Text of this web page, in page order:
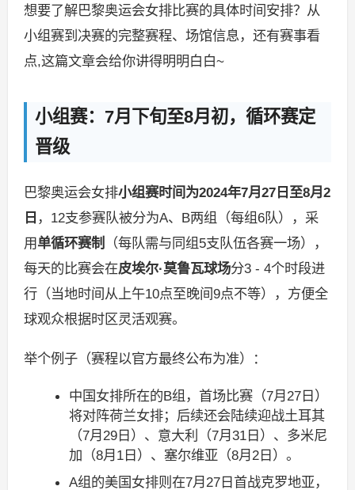
想要了解巴黎奥运会女排比赛的具体时间安排？从
小组赛到决赛的完整赛程、场馆信息，还有赛事看
点,这篇文章会给你讲得明明白白~
小组赛：7月下旬至8月初，循环赛定
晋级
巴黎奥运会女排小组赛时间为2024年7月27日至8月2
日 ，12支参赛队被分为A、B两组（每组6队），采
用 单循环赛制
（每队需与同组5支队伍各赛一场），
每天的比赛会在皮埃尔·莫鲁瓦球场分3 - 4个时段进
行（当地时间从上午10点至晚间9点不等），方便全
球观众根据时区灵活观赛。
举个例子（赛程以官方最终公布为准）：
中国女排所在的B组，首场比赛（7月27日）
将对阵荷兰女排；后续还会陆续迎战土耳其
（7月29日）、意大利（7月31日）、多米尼
加（8月1日）、塞尔维亚（8月2日）。
A组的美国女排则在7月27日首战克罗地亚，